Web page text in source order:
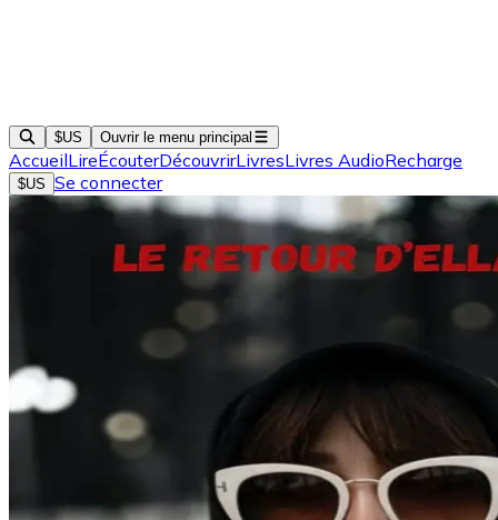
$US Ouvrir le menu principal
AccueilLireÉcouterDécouvrirLivresLivres AudioRecharge
$US Se connecter